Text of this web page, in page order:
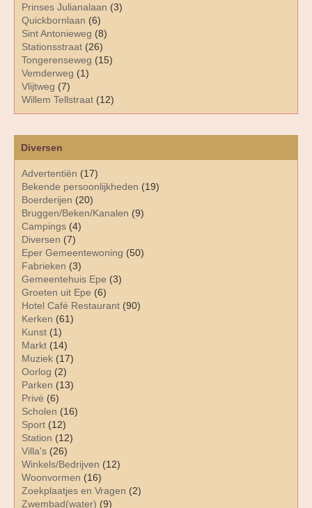
Diversen
Advertentiën (17)
Bekende persoonlijkheden (19)
Boerderijen (20)
Bruggen/Beken/Kanalen (9)
Campings (4)
Diversen (7)
Eper Gemeentewoning (50)
Fabrieken (3)
Gemeentehuis Epe (3)
Groeten uit Epe (6)
Hotel Café Restaurant (90)
Kerken (61)
Kunst (1)
Markt (14)
Muziek (17)
Oorlog (2)
Parken (13)
Privé (6)
Scholen (16)
Sport (12)
Station (12)
Villa's (26)
Winkels/Bedrijven (12)
Woonvormen (16)
Zoekplaatjes en Vragen (2)
Zwembad(water) (9)
Prinses Julianalaan (3)
Quickbornlaan (6)
Sint Antonieweg (8)
Stationsstraat (26)
Tongerenseweg (15)
Vemderweg (1)
Vlijtweg (7)
Willem Tellstraat (12)